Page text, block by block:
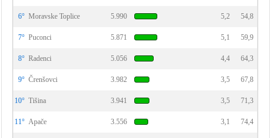
6° Moravske Toplice 5.990 5,2 54,8
7° Puconci 5.871 5,1 59,9
8° Radenci 5.056 4,4 64,3
9° Črenšovci 3.982 3,5 67,8
10° Tišina 3.941 3,5 71,3
11° Apače 3.556 3,1 74,4